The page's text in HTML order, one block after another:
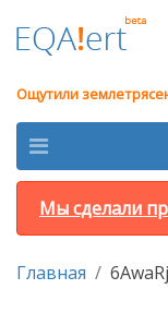
Ощутили
Мы сделали
Главная